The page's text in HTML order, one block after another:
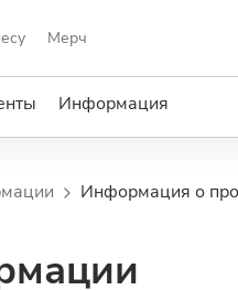
Мерч
Информация
Информация о